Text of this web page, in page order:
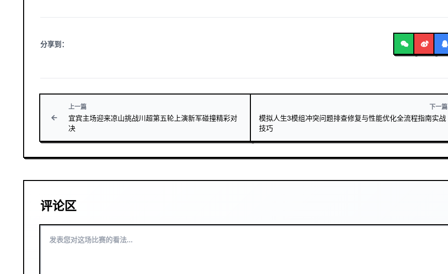
分享到：
上一篇
宜宾主场迎来凉山挑战川超第五轮上演新军碰撞精彩对
决
下一篇
模拟人生3模组冲突问题排查修复与性能优化全流程指南实战
技巧
评论区